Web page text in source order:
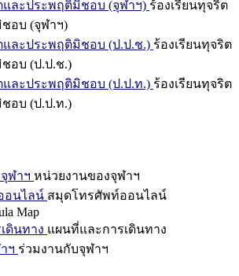
และประพฤติมิชอบ (จุฬาฯ) ร้องเรียนทุจริต
อบ (จุฬาฯ)
และประพฤติมิชอบ (ป.ป.ช.) ร้องเรียนทุจริต
อบ (ป.ป.ช.)
และประพฤติมิชอบ (ป.ป.ท.) ร้องเรียนทุจริต
อบ (ป.ป.ท.)
ฬาฯ หน่วยงานของจุฬาฯ
อนไลน์ สมุดโทรศัพท์ออนไลน์
Map
ดินทาง แผนที่และการเดินทาง
ฯ ร่วมงานกับจุฬาฯ